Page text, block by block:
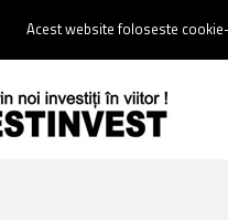
900 |Email :
Acest website foloseste